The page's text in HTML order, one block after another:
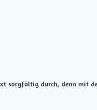
sorgfältig durch, denn mit